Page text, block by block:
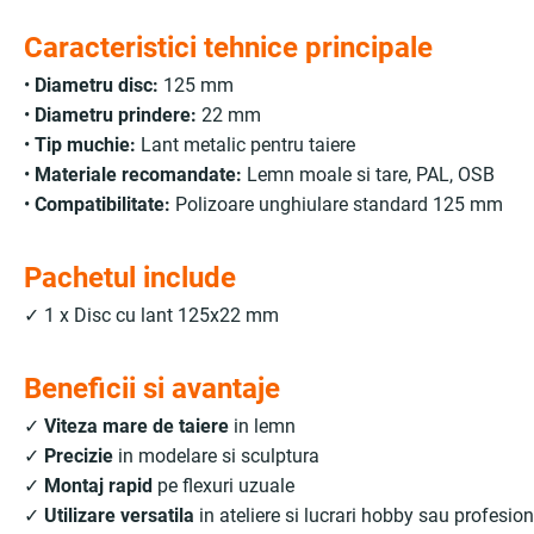
Caracteristici tehnice principale
• Diametru disc: 125 mm
• Diametru prindere: 22 mm
• Tip muchie: Lant metalic pentru taiere
• Materiale recomandate: Lemn moale si tare, PAL, OSB
• Compatibilitate: Polizoare unghiulare standard 125 mm
Pachetul include
✓ 1 x Disc cu lant 125x22 mm
Beneficii si avantaje
✓ Viteza mare de taiere in lemn
✓ Precizie in modelare si sculptura
✓ Montaj rapid pe flexuri uzuale
✓ Utilizare versatila in ateliere si lucrari hobby sau